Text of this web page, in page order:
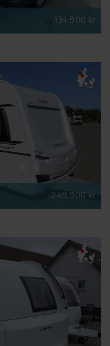
134.900 kr.
249.900 kr.